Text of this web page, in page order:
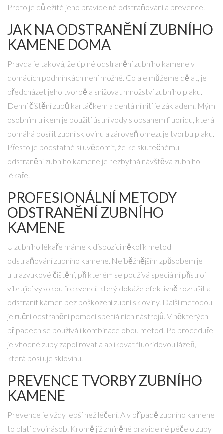
Proto je důležité jeho pravidelné odstraňování a prevence.
JAK NA ODSTRANĚNÍ ZUBNÍHO
KAMENE DOMA
Pravda je taková, že úplné odstranění zubního kamene v
domácích podmínkách není možné. Co ale můžeme dělat, je
předcházet jeho tvorbě a snižovat množství zubního plaku.
Denní čištění zubů kartáčkem a dentální nití je základem. Mým
osobním trikem je použití ústní vody s obsahem fluoridu, která
pomáhá posílit zubní sklovinu a zároveň omezuje tvorbu plaku.
Přesto je podstatné si uvědomit, že ke skutečnému
odstranění zubního kamene je nezbytná návštěva zubního
lékaře.
PROFESIONÁLNÍ METODY
ODSTRANĚNÍ ZUBNÍHO
KAMENE
U zubního lékaře máme k dispozici několik metod
odstraňování zubního kamene. Nejběžnějším způsobem je
ultrazvukové čištění, při kterém se používá speciální přístroj
vibrující vysokou frekvencí, který dokáže efektivně rozrušit a
odstranit kámen bez poškození zubní skloviny. Další metodou
je ruční odstranění pomocí speciálních nástrojů. V některých
případech se používá i kombinace obou metod. Po proceduře
je vhodné zuby zapolírovat a aplikovat fluoridovou lázeň,
která posiluje sklovinu.
PREVENCE TVORBY ZUBNÍHO
KAMENE
Prevence je vždy lepší než léčení. A v případě zubního kamene
to platí dvojnásob. Kromě již zmíněné pravidelné péče o zuby